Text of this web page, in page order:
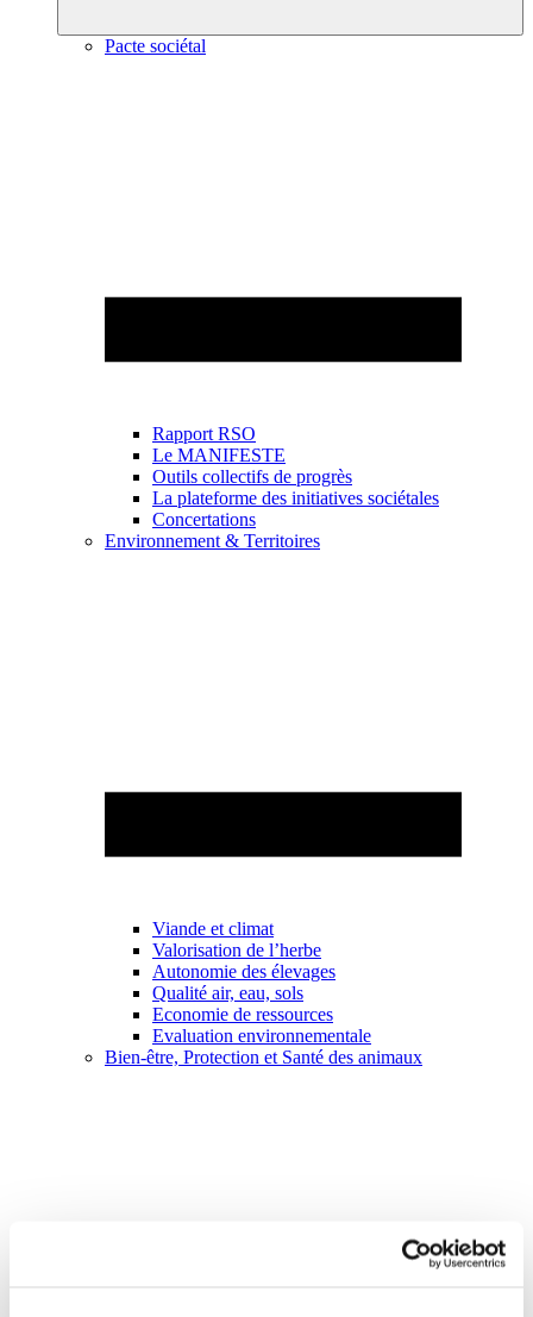
Pacte sociétal
Rapport RSO
Le MANIFESTE
Outils collectifs de progrès
La plateforme des initiatives sociétales
Concertations
Environnement & Territoires
Viande et climat
Valorisation de l’herbe
Autonomie des élevages
Qualité air, eau, sols
Economie de ressources
Evaluation environnementale
Bien-être, Protection et Santé des animaux